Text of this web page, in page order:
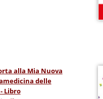
alla Mia Nuova
delle
Libro